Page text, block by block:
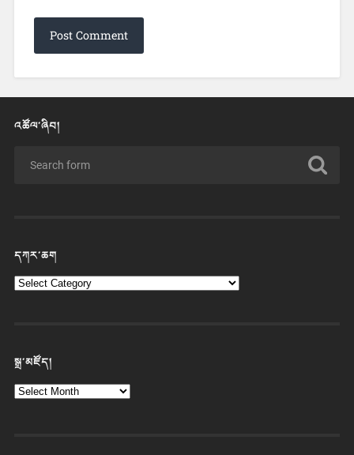
འཚོལ་ཞིབ།
དཀར་ཆག
སྒྲ་མཛོད།